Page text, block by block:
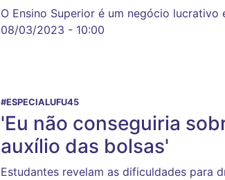
O Ensino Superior é um negócio
08/03/2023 - 10:00
#ESPECIALUFU45
'Eu não conseguiria
auxílio das bolsas'
Estudantes revelam as dificuldades para